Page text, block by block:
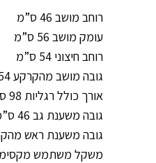
רוחב מושב 46 ס”מ
עומק מושב 56 ס”מ
רוחב חיצוני 54 ס”מ
גובה מושב מהקרקע 54 ס”מ
אורך כולל רגליות 98 ס”מ
גובה משענת גב 46 ס”מ
גובה משענת ראש מהקרקע
משקל משתמש מקסימלי 120